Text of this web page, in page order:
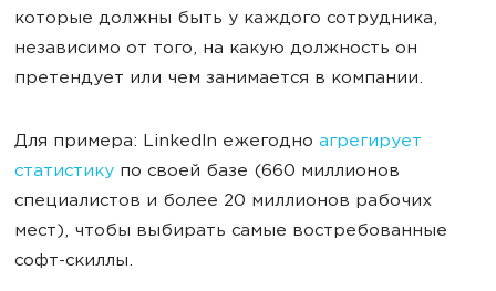
которые должны быть у каждого сотрудника,
независимо от того, на какую должность он
претендует или чем занимается в компании.
Для примера: LinkedIn ежегодно агрегирует
статистику по своей базе (660 миллионов
специалистов и более 20 миллионов рабочих
мест), чтобы выбирать самые востребованные
софт-скиллы.